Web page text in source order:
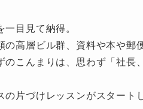
目見て納得。
高層ビル群、資料や本や郵
こんまりは、思わず「社長
片づけレッスンがスタート